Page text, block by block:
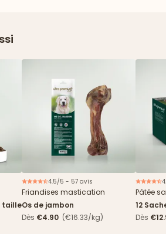
taille
4.5/5 - 57 avis
Friandises mastication
Os de jambon
Dès €4.90 (€16.33/kg)
Pâtée
12
Dès